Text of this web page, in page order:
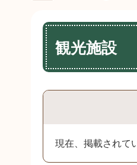
本
文
観光施設
現在、掲載されて